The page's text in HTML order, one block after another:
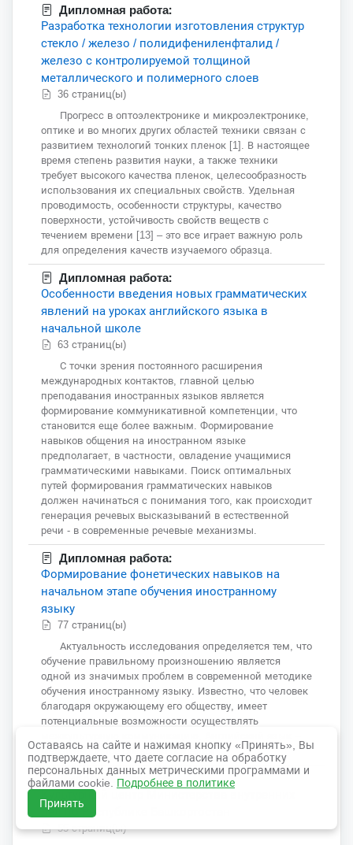
Дипломная работа:
Разработка технологии изготовления структур
стекло / железо / полидифениленфталид /
железо с контролируемой толщиной
металлического и полимерного слоев
36 страниц(ы)
Прогресс в оптоэлектронике и микроэлектронике,
оптике и во многих других областей техники связан с
развитием технологий тонких пленок [1]. В настоящее
время степень развития науки, а также техники
требует высокого качества пленок, целесообразность
использования их специальных свойств. Удельная
проводимость, особенности структуры, качество
поверхности, устойчивость свойств веществ с
течением времени [13] – это все играет важную роль
для определения качеств изучаемого образца.
Дипломная работа:
Особенности введения новых грамматических
явлений на уроках английского языка в
начальной школе
63 страниц(ы)
С точки зрения постоянного расширения
международных контактов, главной целью
преподавания иностранных языков является
формирование коммуникативной компетенции, что
становится еще более важным. Формирование
навыков общения на иностранном языке
предполагает, в частности, овладение учащимися
грамматическими навыками. Поиск оптимальных
путей формирования грамматических навыков
должен начинаться с понимания того, как происходит
генерация речевых высказываний в естественной
речи - в современные речевые механизмы.
Дипломная работа:
Формирование фонетических навыков на
начальном этапе обучения иностранному
языку
77 страниц(ы)
Актуальность исследования определяется тем, что
обучение правильному произношению является
одной из значимых проблем в современной методике
обучения иностранному языку. Известно, что человек
благодаря окружающему его обществу, имеет
потенциальные возможности осуществлять
международное средство общения.
Дипломная работа:
Культурный центр Министерства внутренних
дел по Республике Башкортостан
55 страниц(ы)
Оставаясь на сайте и нажимая кнопку «Принять», Вы
подтверждаете, что даете согласие на обработку
персональных данных метрическими программами и
файлами cookie. Подробнее в политике
Принять